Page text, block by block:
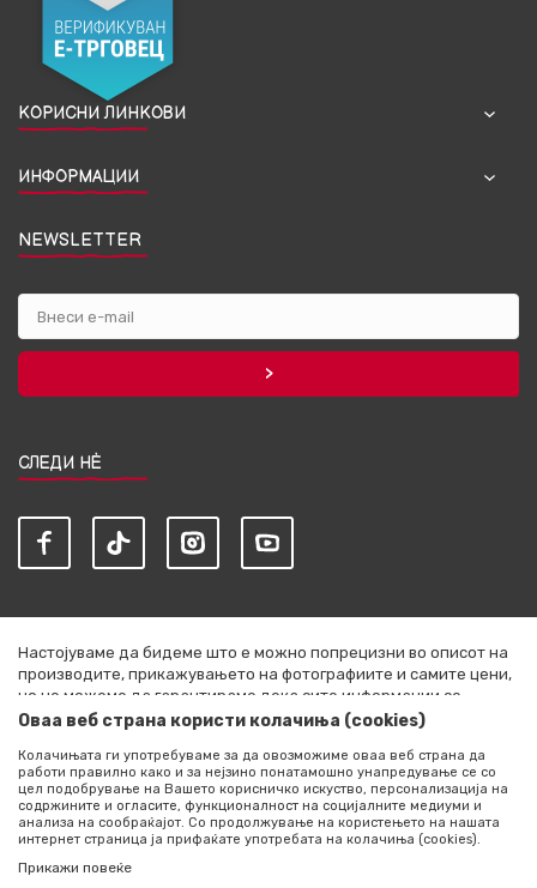
КОРИСНИ ЛИНКОВИ
ИНФОРМАЦИИ
NEWSLETTER
СЛЕДИ НЀ
Настојуваме да бидеме што е можно попрецизни во описот на
производите, прикажувањето на фотографиите и самите цени,
но не можеме да гарантираме дека сите информации се
комплетни и без грешки. Сите артикли прикажани на сајтот се
секој момент. Расположливоста на производите можете да ја
проверите со повик на +389 76 444 490
©2026 literatura.mk, Изработено одNB SOFT. Сите права
задржани.
Оваа веб страна користи колачиња (cookies)
Колачињата ги употребуваме за да овозможиме оваа веб страна да
работи правилно како и за нејзино понатамошно унапредување се со
цел подобрување на Вашето корисничко искуство, персонализација на
содржините и огласите, функционалност на социјалните медиуми и
анализа на сообраќајот. Со продолжување на користењето на нашата
интернет страница ја прифаќате употребата на колачиња (cookies).
Прикажи повеќе